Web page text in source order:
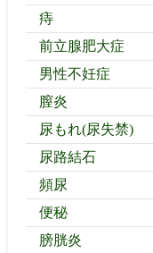
痔
前立腺肥大症
男性不妊症
膣炎
尿もれ(尿失禁)
尿路結石
頻尿
便秘
膀胱炎